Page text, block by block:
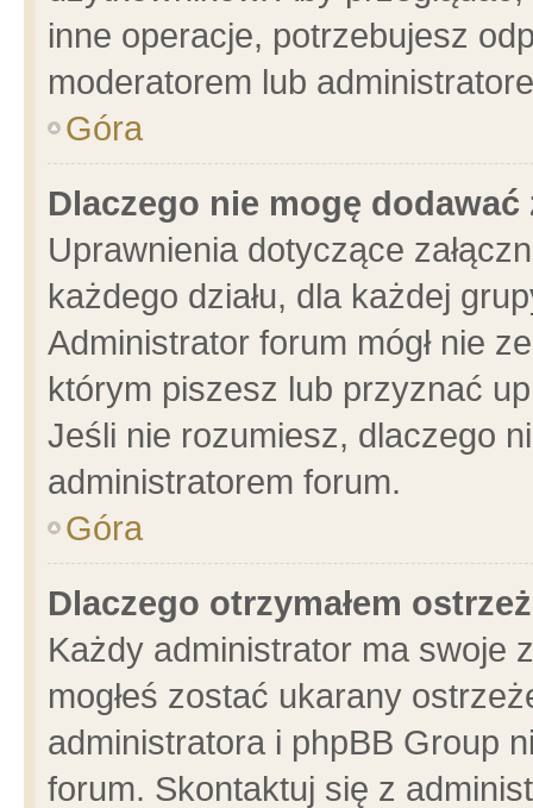
inne operacje, potrzebujesz
moderatorem lub
Góra
Dlaczego nie mogę dodawać
Uprawnienia dotyczące
każdego działu, dla każdej
Administrator forum mógł nie
którym piszesz lub przyznać
Jeśli nie rozumiesz, dlaczego
administratorem forum.
Góra
Dlaczego otrzymałem
Każdy administrator ma swoje
mogłeś zostać ukarany
administratora i phpBB Group
forum. Skontaktuj się z